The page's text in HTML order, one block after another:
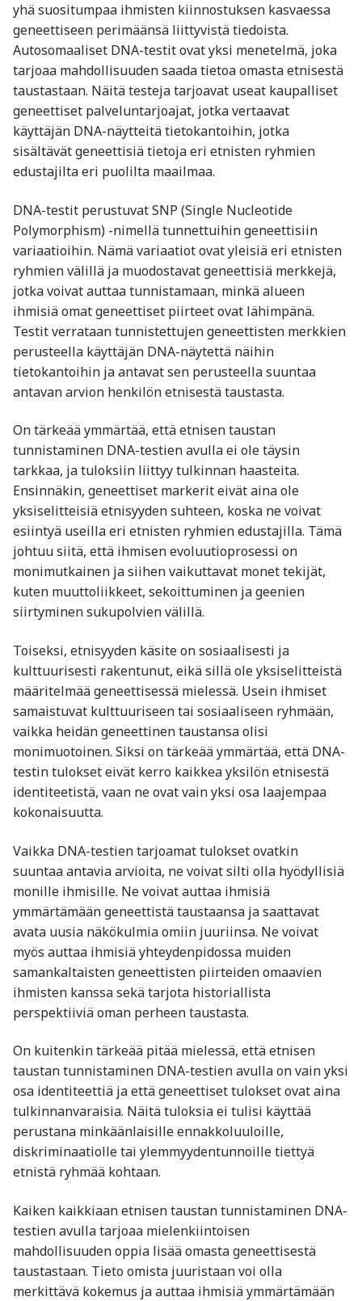
yhä suositumpaa ihmisten kiinnostuksen kasvaessa
geneettiseen perimäänsä liittyvistä tiedoista.
Autosomaaliset DNA-testit ovat yksi menetelmä, joka
tarjoaa mahdollisuuden saada tietoa omasta etnisestä
taustastaan. Näitä testeja tarjoavat useat kaupalliset
geneettiset palveluntarjoajat, jotka vertaavat
käyttäjän DNA-näytteitä tietokantoihin, jotka
sisältävät geneettisiä tietoja eri etnisten ryhmien
edustajilta eri puolilta maailmaa.
DNA-testit perustuvat SNP (Single Nucleotide
Polymorphism) -nimellä tunnettuihin geneettisiin
variaatioihin. Nämä variaatiot ovat yleisiä eri etnisten
ryhmien välillä ja muodostavat geneettisiä merkkejä,
jotka voivat auttaa tunnistamaan, minkä alueen
ihmisiä omat geneettiset piirteet ovat lähimpänä.
Testit verrataan tunnistettujen geneettisten merkkien
perusteella käyttäjän DNA-näytettä näihin
tietokantoihin ja antavat sen perusteella suuntaa
antavan arvion henkilön etnisestä taustasta.
On tärkeää ymmärtää, että etnisen taustan
tunnistaminen DNA-testien avulla ei ole täysin
tarkkaa, ja tuloksiin liittyy tulkinnan haasteita.
Ensinnäkin, geneettiset markerit eivät aina ole
yksiselitteisiä etnisyyden suhteen, koska ne voivat
esiintyä useilla eri etnisten ryhmien edustajilla. Tämä
johtuu siitä, että ihmisen evoluutioprosessi on
monimutkainen ja siihen vaikuttavat monet tekijät,
kuten muuttoliikkeet, sekoittuminen ja geenien
siirtyminen sukupolvien välillä.
Toiseksi, etnisyyden käsite on sosiaalisesti ja
kulttuurisesti rakentunut, eikä sillä ole yksiselitteistä
määritelmää geneettisessä mielessä. Usein ihmiset
samaistuvat kulttuuriseen tai sosiaaliseen ryhmään,
vaikka heidän geneettinen taustansa olisi
monimuotoinen. Siksi on tärkeää ymmärtää, että DNA-
testin tulokset eivät kerro kaikkea yksilön etnisestä
identiteetistä, vaan ne ovat vain yksi osa laajempaa
kokonaisuutta.
Vaikka DNA-testien tarjoamat tulokset ovatkin
suuntaa antavia arvioita, ne voivat silti olla hyödyllisiä
monille ihmisille. Ne voivat auttaa ihmisiä
ymmärtämään geneettistä taustaansa ja saattavat
avata uusia näkökulmia omiin juuriinsa. Ne voivat
myös auttaa ihmisiä yhteydenpidossa muiden
samankaltaisten geneettisten piirteiden omaavien
ihmisten kanssa sekä tarjota historiallista
perspektiiviä oman perheen taustasta.
On kuitenkin tärkeää pitää mielessä, että etnisen
taustan tunnistaminen DNA-testien avulla on vain yksi
osa identiteettiä ja että geneettiset tulokset ovat aina
tulkinnanvaraisia. Näitä tuloksia ei tulisi käyttää
perustana minkäänlaisille ennakkoluuloille,
diskriminaatiolle tai ylemmyydentunnoille tiettyä
etnistä ryhmää kohtaan.
Kaiken kaikkiaan etnisen taustan tunnistaminen DNA-
testien avulla tarjoaa mielenkiintoisen
mahdollisuuden oppia lisää omasta geneettisestä
taustastaan. Tieto omista juuristaan voi olla
merkittävä kokemus ja auttaa ihmisiä ymmärtämään